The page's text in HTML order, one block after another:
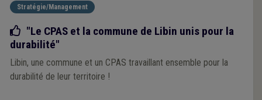
Stratégie/Management
Bonne pratique
"Le CPAS et la commune de Libin unis pour la
durabilité"
Libin, une commune et un CPAS travaillant ensemble pour la
durabilité de leur territoire !